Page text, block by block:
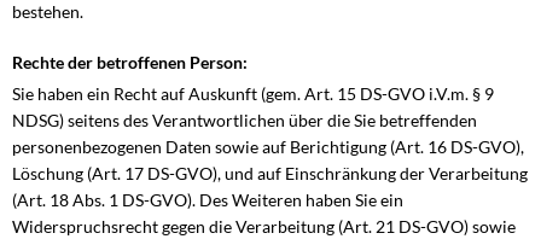
bestehen.
Rechte der betroffenen Person:
Sie haben ein Recht auf Auskunft (gem. Art. 15 DS-GVO i.V.m. § 9
NDSG) seitens des Verantwortlichen über die Sie betreffenden
personenbezogenen Daten sowie auf Berichtigung (Art. 16 DS-GVO),
Löschung (Art. 17 DS-GVO), und auf Einschränkung der Verarbeitung
(Art. 18 Abs. 1 DS-GVO). Des Weiteren haben Sie ein
Widerspruchsrecht gegen die Verarbeitung (Art. 21 DS-GVO) sowie